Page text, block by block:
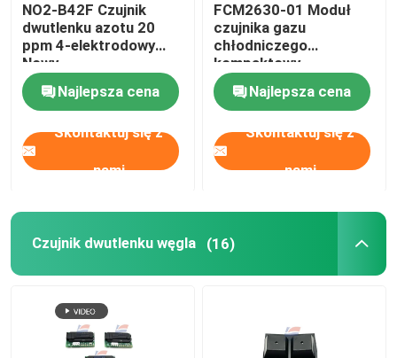
NO2-B42F Czujnik
dwutlenku azotu 20
ppm 4-elektrodowy
Nowy
Najlepsza cena
Skontaktuj się z
nami
FCM2630-01 Moduł
czujnika gazu
chłodniczego
kompaktowy
wbudowany
Najlepsza cena
Skontaktuj się z
nami
Czujnik dwutlenku węgla (16)